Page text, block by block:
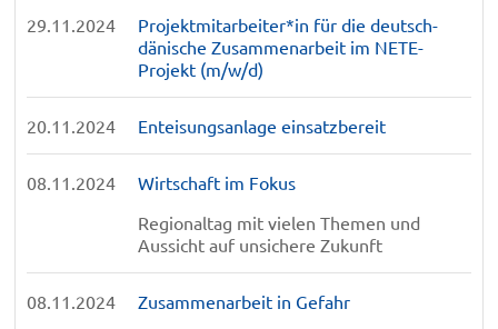
29.11.2024
Projektmitarbeiter*in für die deutsch-
dänische Zusammenarbeit im NETE-
Projekt (m/w/d)
20.11.2024 Enteisungsanlage einsatzbereit
08.11.2024
Wirtschaft im Fokus
Regionaltag mit vielen Themen und
Aussicht auf unsichere Zukunft
08.11.2024
Zusammenarbeit in Gefahr